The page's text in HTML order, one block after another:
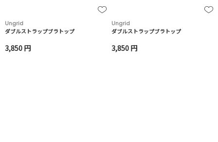
Ungrid
ダブルストラップブラトップ
3,850 円
Ungrid
ダブルストラップブラトップ
3,850 円